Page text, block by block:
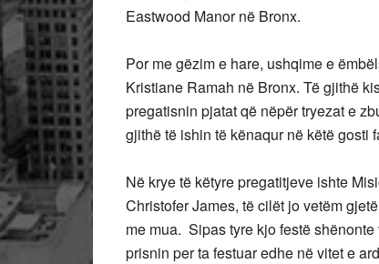
Eastwood Manor në Bronx.
Por me gëzim e hare, ushqime e
Kristiane Ramah në Bronx. Të gjithë
pregatisnin pjatat që nëpër tryezat e
gjithë të ishin të kënaqur në këtë gosti
Në krye të këtyre pregatitjeve ishte
Christofer James, të cilët jo vetëm
me mua. Sipas tyre kjo festë
prisnin per ta festuar edhe në vitet e